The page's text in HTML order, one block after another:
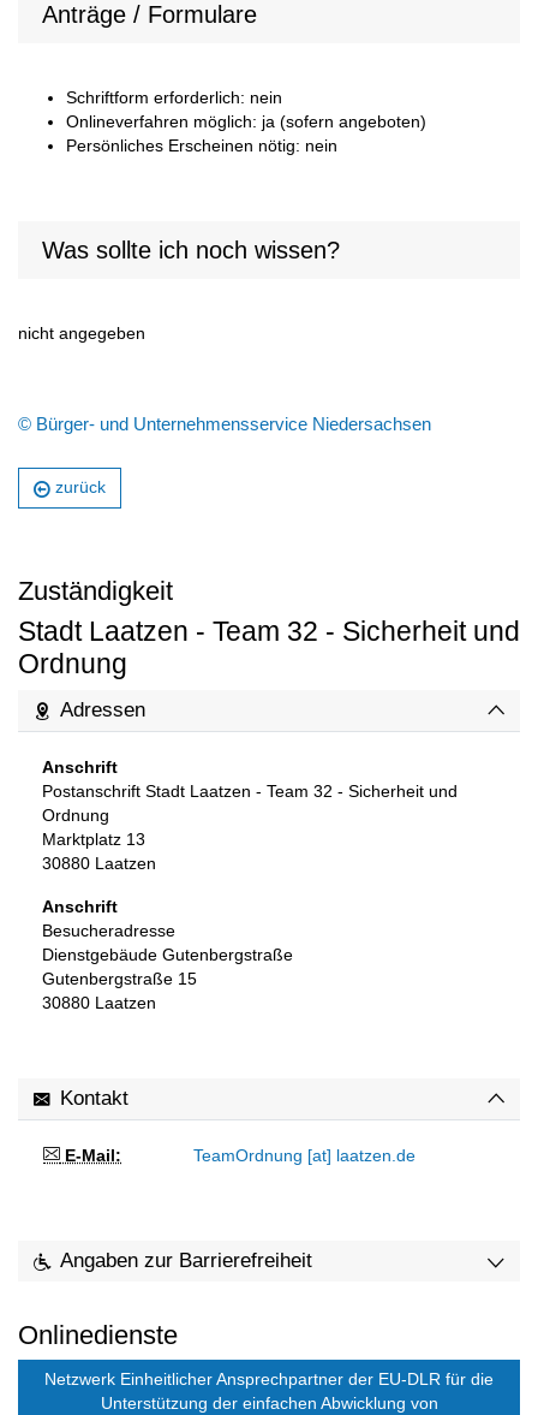
Anträge / Formulare
Schriftform erforderlich: nein
Onlineverfahren möglich: ja (sofern angeboten)
Persönliches Erscheinen nötig: nein
Was sollte ich noch wissen?
nicht angegeben
© Bürger- und Unternehmensservice Niedersachsen
zurück
Zuständigkeit
Stadt Laatzen - Team 32 - Sicherheit und
Ordnung
Adressen
Anschrift
Postanschrift Stadt Laatzen - Team 32 - Sicherheit und
Ordnung
Marktplatz 13
30880 Laatzen
Anschrift
Besucheradresse
Dienstgebäude Gutenbergstraße
Gutenbergstraße 15
30880 Laatzen
Kontakt
E-Mail: TeamOrdnung [at] laatzen.de
Angaben zur Barrierefreiheit
Onlinedienste
Netzwerk Einheitlicher Ansprechpartner der EU-DLR für die
Unterstützung der einfachen Abwicklung von